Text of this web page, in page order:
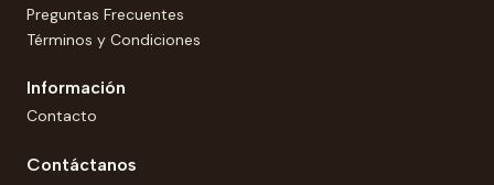
Preguntas Frecuentes
Términos y Condiciones
Información
Contacto
Contáctanos